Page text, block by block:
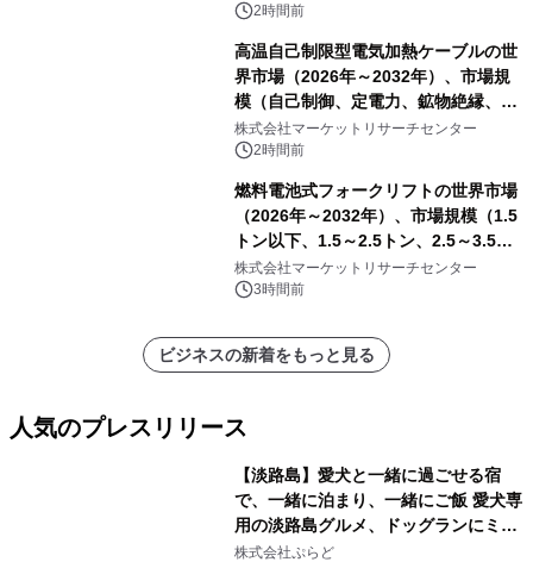
2時間前
高温自己制限型電気加熱ケーブルの世
界市場（2026年～2032年）、市場規
模（自己制御、定電力、鉱物絶縁、表
皮効果）・分析レポートを発表
株式会社マーケットリサーチセンター
2時間前
燃料電池式フォークリフトの世界市場
（2026年～2032年）、市場規模（1.5
トン以下、1.5～2.5トン、2.5～3.5ト
ン、3.5～5.0トン、その他）・分析レ
ポートを発表
株式会社マーケットリサーチセンター
3時間前
ビジネスの新着をもっと見る
人気のプレスリリース
【淡路島】愛犬と一緒に過ごせる宿
で、一緒に泊まり、一緒にご飯 愛犬専
用の淡路島グルメ、ドッグランにミニ
プール グランピングとトレーラーハウ
株式会社ぷらど